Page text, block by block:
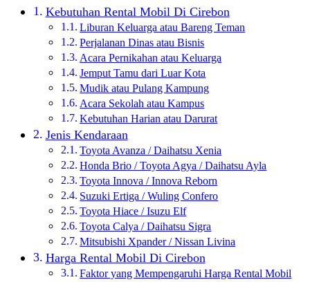
Kebutuhan Rental Mobil Di Cirebon
Liburan Keluarga atau Bareng Teman
Perjalanan Dinas atau Bisnis
Acara Pernikahan atau Keluarga
Jemput Tamu dari Luar Kota
Mudik atau Pulang Kampung
Acara Sekolah atau Kampus
Kebutuhan Harian atau Darurat
Jenis Kendaraan
Toyota Avanza / Daihatsu Xenia
Honda Brio / Toyota Agya / Daihatsu Ayla
Toyota Innova / Innova Reborn
Suzuki Ertiga / Wuling Confero
Toyota Hiace / Isuzu Elf
Toyota Calya / Daihatsu Sigra
Mitsubishi Xpander / Nissan Livina
Harga Rental Mobil Di Cirebon
Faktor yang Mempengaruhi Harga Rental Mobil